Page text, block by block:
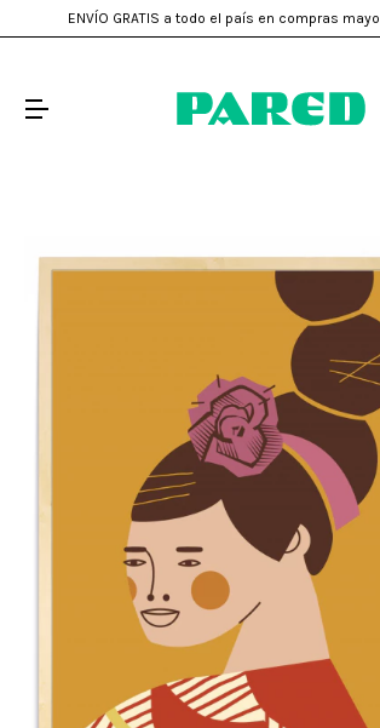
ENVÍO GRATIS a todo el país en compras